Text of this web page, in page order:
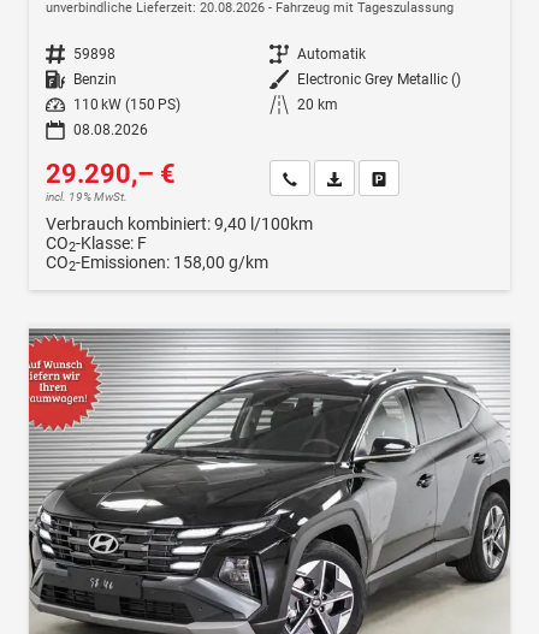
unverbindliche Lieferzeit: 20.08.2026 Fahrzeug mit Tageszulassung
Fahrzeugnr. 59898 Getriebe Automatik
Kraftstoff Benzin Außenfarbe Electronic Grey Metallic ()
Leistung
110 kW (150 PS) Kilometerstand 20 km
08.08.2026
29.290,– €
incl. 19% MwSt.
Wir rufen Sie anFahrzeugexposé (PDF)
Verbrauch kombiniert:9,40 l/100km
CO2-Klasse: F
CO2-Emissionen: 158,00 g/km